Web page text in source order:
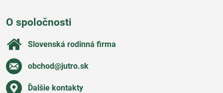
O spoločnosti
Slovenská rodinná firma
obchod​@jutro​.sk
Ďalšie kontakty